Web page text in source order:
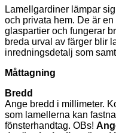
Lamellgardiner lämpar
och privata hem. De är
glaspartier och fungerar
breda urval av färger blir
inredningsdetalj som
Måttagning
Bredd
Ange bredd i millimeter.
som lamellerna kan
fönsterhandtag. OBs!